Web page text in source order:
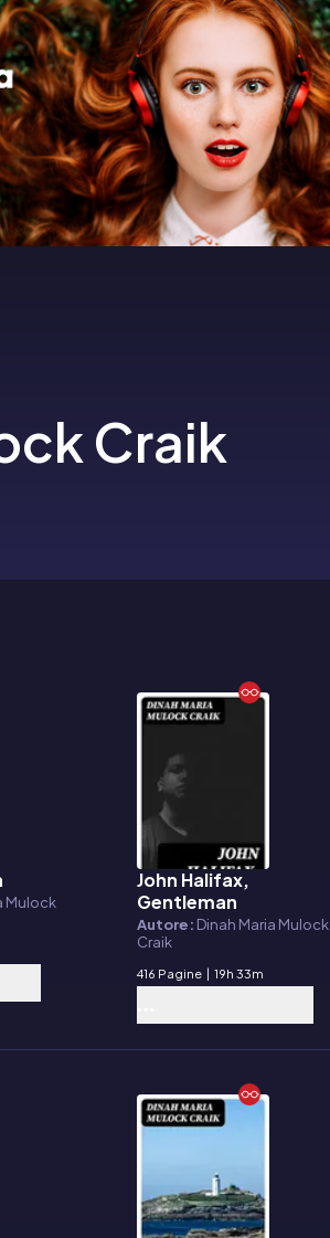
Craik
Mulock
E-book
John Halifax,
Gentleman
Autore: Dinah Maria Mulock
Craik
416 Pagine | 19h 33m